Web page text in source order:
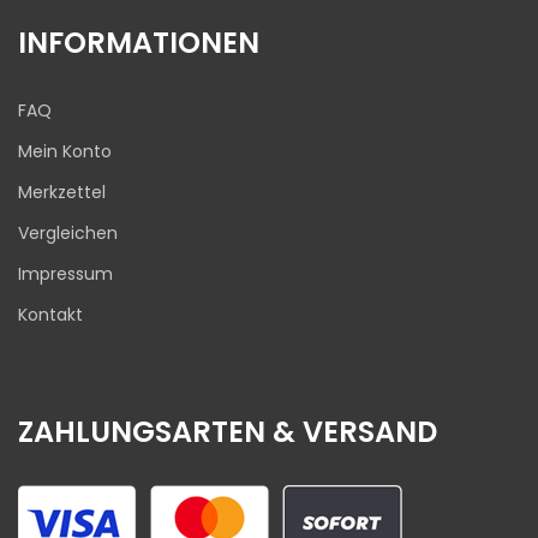
INFORMATIONEN
FAQ
Mein Konto
Merkzettel
Vergleichen
Impressum
Kontakt
ZAHLUNGSARTEN & VERSAND